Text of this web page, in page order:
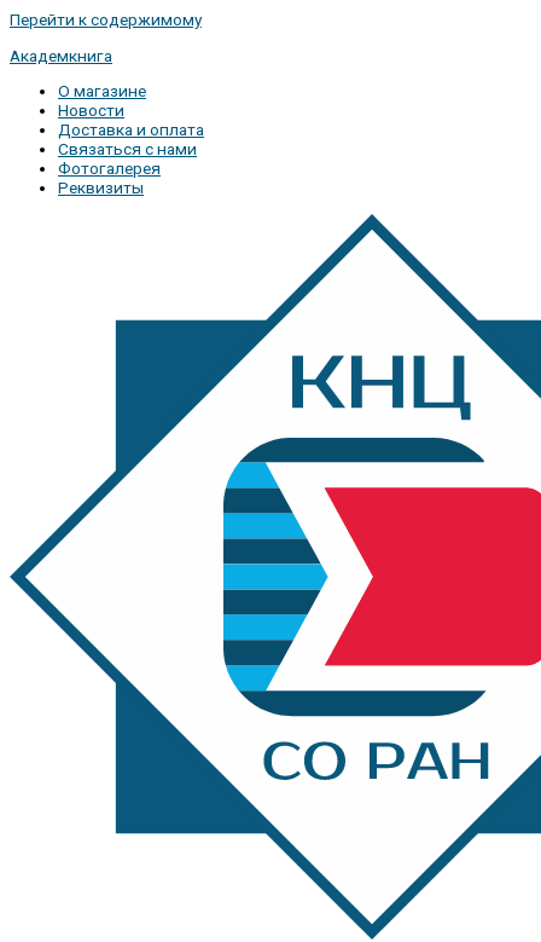
Перейти к содержимому
Академкнига
О магазине
Новости
Доставка и оплата
Связаться с нами
Фотогалерея
Реквизиты